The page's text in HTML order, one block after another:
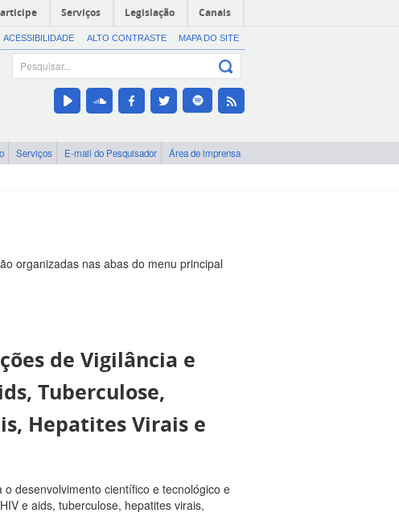
Serviços Legislação Canais
ACESSIBILIDADE ALTO CONTRASTE MAPA DO SITE
Serviços E-mail do Pesquisador Área de imprensa
organizadas nas abas do menu principal
de Vigilância e
Tuberculose,
Hepatites Virais e
desenvolvimento científico e tecnológico e
e aids, tuberculose, hepatites virais,